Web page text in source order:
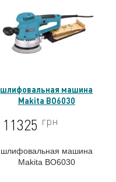
шлифовальная машина
Makita BO6030
11325 грн
шлифовальная машина
Makita BO6030